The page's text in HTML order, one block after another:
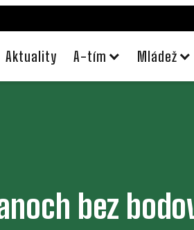
Aktuality A-tím Mládež
bez